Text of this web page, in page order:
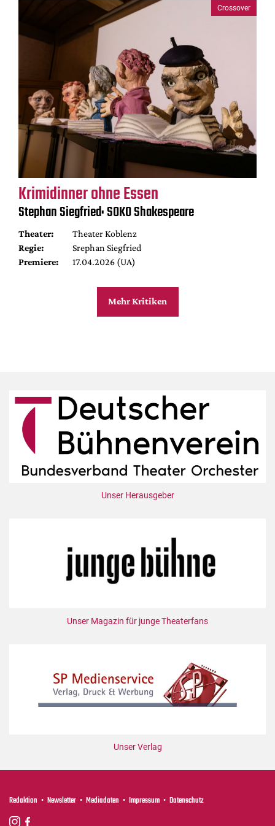
Crossover
Krimidinner ohne Essen
Stephan Siegfried: SOKO Shakespeare
Theater:
Theater Koblenz
Regie:
Srephan Siegfried
Premiere:
17.04.2026 (UA)
Mehr Kritiken
Unser Herausgeber
Unser Magazin für junge Theaterfans
Unser Verlag
Redaktion Newsletter Mediadaten Impressum Datenschutz